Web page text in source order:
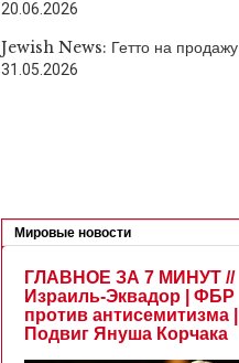
20.06.2026
Jewish News: Гетто на продажу
31.05.2026